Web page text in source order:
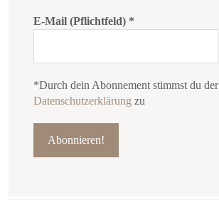
E-Mail (Pflichtfeld) *
*Durch dein Abonnement stimmst du der
Datenschutzerklärung zu